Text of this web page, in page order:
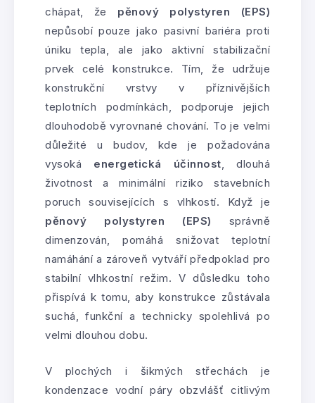
chápat, že pěnový polystyren (EPS)
nepůsobí pouze jako pasivní bariéra proti
úniku tepla, ale jako aktivní stabilizační
prvek celé konstrukce. Tím, že udržuje
konstrukční vrstvy v příznivějších
teplotních podmínkách, podporuje jejich
dlouhodobě vyrovnané chování. To je velmi
důležité u budov, kde je požadována
vysoká energetická účinnost, dlouhá
životnost a minimální riziko stavebních
poruch souvisejících s vlhkostí. Když je
pěnový polystyren (EPS) správně
dimenzován, pomáhá snižovat teplotní
namáhání a zároveň vytváří předpoklad pro
stabilní vlhkostní režim. V důsledku toho
přispívá k tomu, aby konstrukce zůstávala
suchá, funkční a technicky spolehlivá po
velmi dlouhou dobu.
V plochých i šikmých střechách je
kondenzace vodní páry obzvlášť citlivým